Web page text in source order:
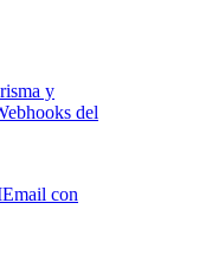
y
del
Email con